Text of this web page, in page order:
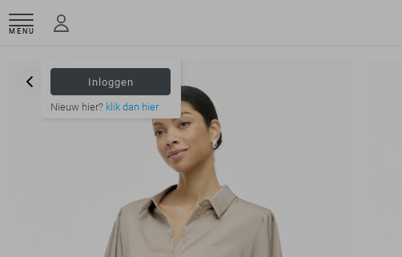
MENU
Inloggen
Nieuw hier? klik dan hier